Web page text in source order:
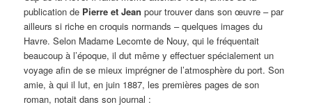
publication de Pierre et Jean pour trouver dans son œuvre – par
ailleurs si riche en croquis normands – quelques images du
Havre. Selon Madame Lecomte de Nouy, qui le fréquentait
beaucoup à l’époque, il dut même y effectuer spécialement un
voyage afin de se mieux imprégner de l’atmosphère du port. Son
amie, à qui il lut, en juin 1887, les premières pages de son
roman, notait dans son journal :